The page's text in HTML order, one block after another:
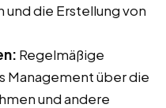
und die Erstellung von
Regelmäßige
Management über die
und andere